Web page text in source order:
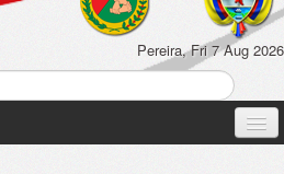
Pereira, Fri 7 Aug 2026